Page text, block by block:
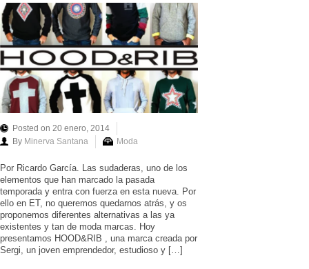
Posted on 20 enero, 2014
By Minerva Santana Moda
Por Ricardo García. Las sudaderas, uno de los
elementos que han marcado la pasada
temporada y entra con fuerza en esta nueva. Por
ello en ET, no queremos quedarnos atrás, y os
proponemos diferentes alternativas a las ya
existentes y tan de moda marcas. Hoy
presentamos HOOD&RIB , una marca creada por
Sergi, un joven emprendedor, estudioso y […]